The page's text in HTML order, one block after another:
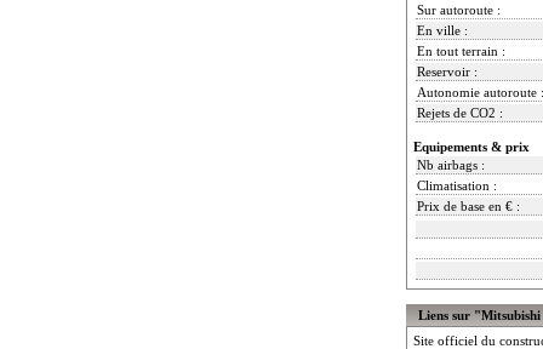
Sur autoroute :
En ville :
En tout terrain :
Reservoir :
Autonomie autoroute :
Rejets de CO2 :
Equipements & prix
Nb airbags :
Climatisation :
Prix de base en € :
Liens sur
Site officiel du